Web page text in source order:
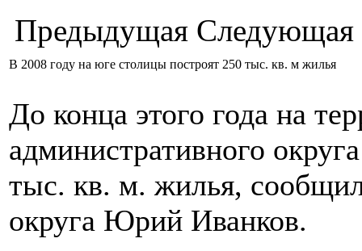
Предыдущая Следующая
В 2008 году на юге столицы построят 250 тыс. кв. м жилья
До конца этого года на
административного
тыс. кв. м. жилья,
округа Юрий Иванков.